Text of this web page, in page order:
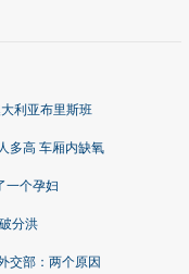
利亚布里斯班
多高 车厢内缺氧
一个孕妇
分洪
交部：两个原因